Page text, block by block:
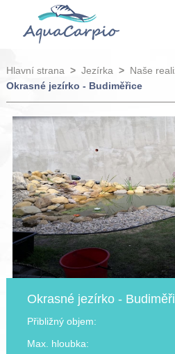
Hlavní strana > Jezírka > Naše
Okrasné jezírko - Budiměřice
Okrasné jezírko -
Přibližný objem:
Max. hloubka: